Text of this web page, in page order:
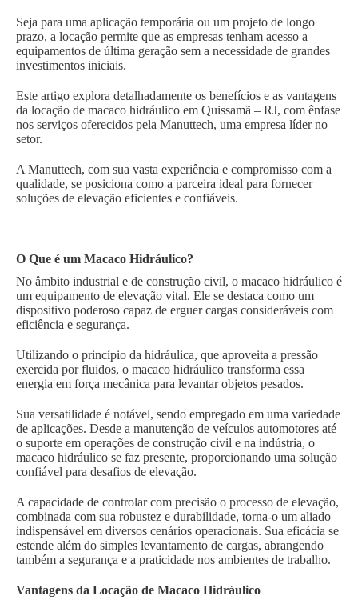
Seja para uma aplicação temporária ou um projeto de longo
prazo, a locação permite que as empresas tenham acesso a
equipamentos de última geração sem a necessidade de grandes
investimentos iniciais.
Este artigo explora detalhadamente os benefícios e as vantagens
da locação de macaco hidráulico em Quissamã – RJ, com ênfase
nos serviços oferecidos pela Manuttech, uma empresa líder no
setor.
A Manuttech, com sua vasta experiência e compromisso com a
qualidade, se posiciona como a parceira ideal para fornecer
soluções de elevação eficientes e confiáveis.
O Que é um Macaco Hidráulico?
No âmbito industrial e de construção civil, o macaco hidráulico é
um equipamento de elevação vital. Ele se destaca como um
dispositivo poderoso capaz de erguer cargas consideráveis com
eficiência e segurança.
Utilizando o princípio da hidráulica, que aproveita a pressão
exercida por fluidos, o macaco hidráulico transforma essa
energia em força mecânica para levantar objetos pesados.
Sua versatilidade é notável, sendo empregado em uma variedade
de aplicações. Desde a manutenção de veículos automotores até
o suporte em operações de construção civil e na indústria, o
macaco hidráulico se faz presente, proporcionando uma solução
confiável para desafios de elevação.
A capacidade de controlar com precisão o processo de elevação,
combinada com sua robustez e durabilidade, torna-o um aliado
indispensável em diversos cenários operacionais. Sua eficácia se
estende além do simples levantamento de cargas, abrangendo
também a segurança e a praticidade nos ambientes de trabalho.
Vantagens da Locação de Macaco Hidráulico